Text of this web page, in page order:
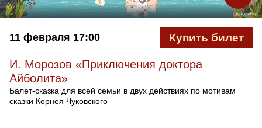
11 февраля 17:00 Купить билет
И. Морозов «Приключения доктора
Айболита»
Балет-сказка для всей семьи в двух действиях по мотивам
сказки Корнея Чуковского